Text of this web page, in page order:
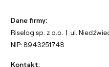
Dane firmy:
Riselog sp. z o.o. | ul.
NIP: 8943251748
Kontakt: